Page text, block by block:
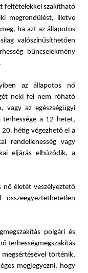
feltételekkel szakítható
megrendülést, illetve
ha azt az állapotos
valószínűsíthetően
bűncselekmény
az állapotos nő
neki fel nem róható
az egészségügyi
terhessége a 12 hetet,
hétig végezhető el a
rendellenesség vagy
eljárás elhúzódik, a
életét veszélyeztető
polgári és
terhességmegszakítás
történik,
megjegyezni, hogy